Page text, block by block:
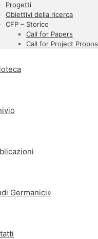
Progetti
Obiettivi della ricerca
CFP – Storico
Call for Papers
Call for Project
Germanici»